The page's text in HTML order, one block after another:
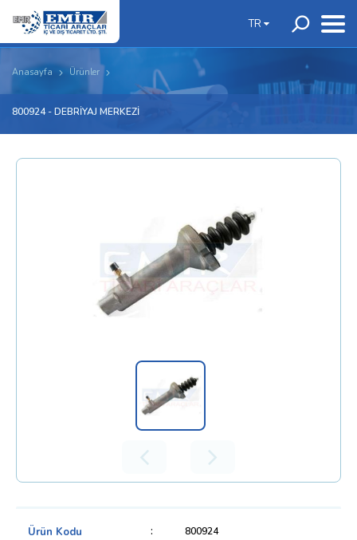
TR
Anasayfa Ürünler
800924 - DEBRİYAJ MERKEZİ
Ürün Kodu 800924